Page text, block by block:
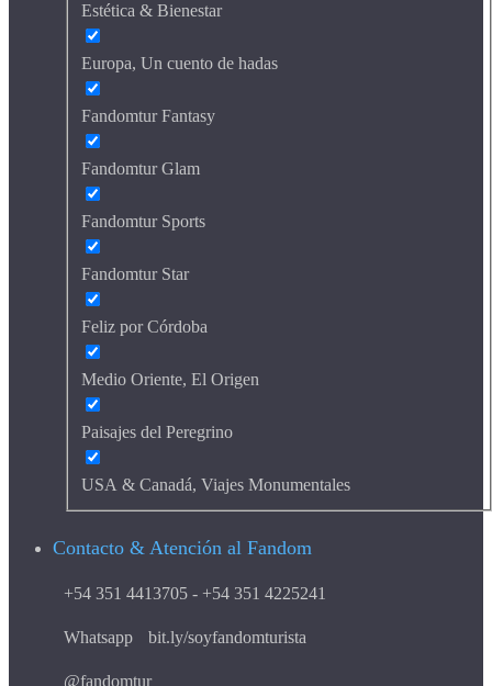
Estética & Bienestar
Europa, Un cuento de hadas
Fandomtur Fantasy
Fandomtur Glam
Fandomtur Sports
Fandomtur Star
Feliz por Córdoba
Medio Oriente, El Origen
Paisajes del Peregrino
USA & Canadá, Viajes Monumentales
Contacto & Atención al Fandom
+54 351 4413705 - +54 351 4225241
Whatsapp bit.ly/soyfandomturista
@fandomtur